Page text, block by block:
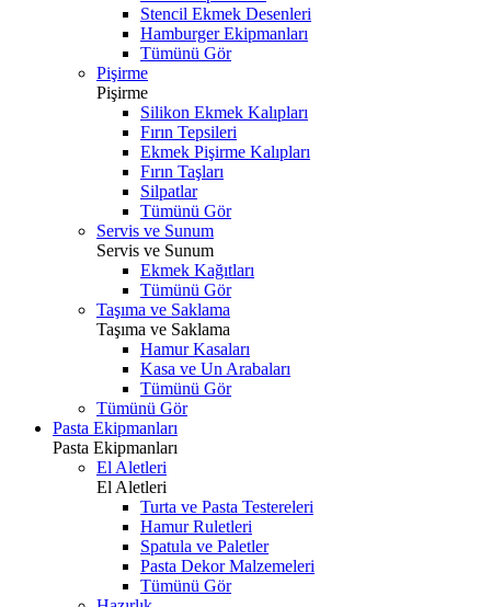
Stencil Ekmek Desenleri
Hamburger Ekipmanları
Tümünü Gör
Pişirme
Pişirme
Silikon Ekmek Kalıpları
Fırın Tepsileri
Ekmek Pişirme Kalıpları
Fırın Taşları
Silpatlar
Tümünü Gör
Servis ve Sunum
Servis ve Sunum
Ekmek Kağıtları
Tümünü Gör
Taşıma ve Saklama
Taşıma ve Saklama
Hamur Kasaları
Kasa ve Un Arabaları
Tümünü Gör
Tümünü Gör
Pasta Ekipmanları
Pasta Ekipmanları
El Aletleri
El Aletleri
Turta ve Pasta Testereleri
Hamur Ruletleri
Spatula ve Paletler
Pasta Dekor Malzemeleri
Tümünü Gör